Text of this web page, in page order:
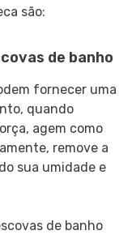
são:
de banho
fornecer uma
quando
agem como
remove a
sua umidade e
de banho